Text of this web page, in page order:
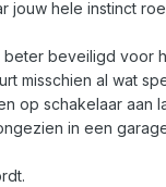
jouw hele instinct
beveiligd voor
misschien al wat
op schakelaar aan
in een